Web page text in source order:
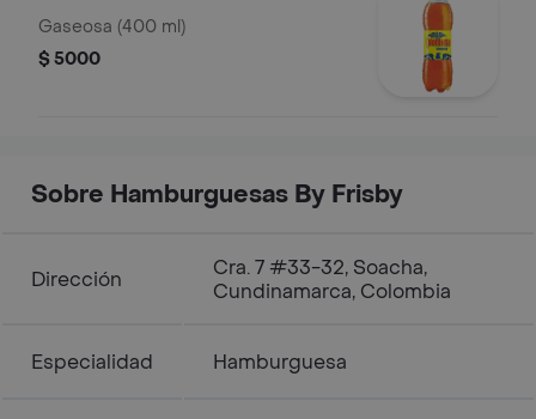
Gaseosa (400 ml)
$ 5000
Sobre Hamburguesas By Frisby
Dirección
Cra. 7 #33-32, Soacha,
Cundinamarca, Colombia
Especialidad Hamburguesa